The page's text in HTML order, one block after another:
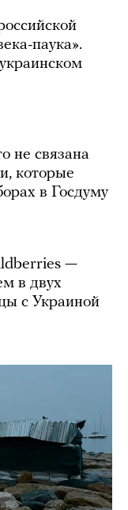
паука».
не связана
которые
в Госдуму
—
в двух
с Украиной